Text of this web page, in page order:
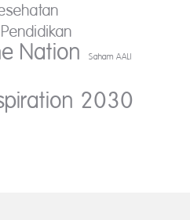
Pendidikan
Nation Saham AALI
2030